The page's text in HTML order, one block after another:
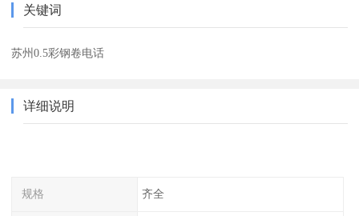
关键词
苏州0.5彩钢卷电话
详细说明
规格 齐全